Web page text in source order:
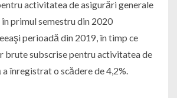
activitatea de asigurări generale
în primul semestru din 2020
perioadă din 2019, în timp ce
brute subscrise pentru activitatea de
înregistrat o scădere de 4,2%.